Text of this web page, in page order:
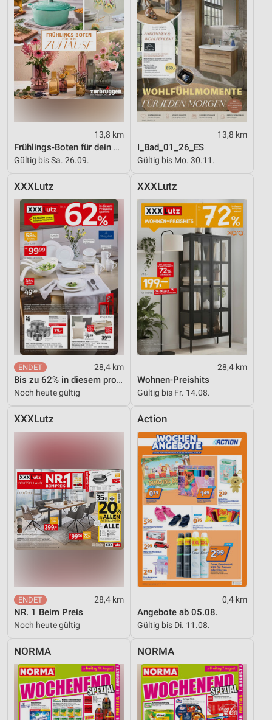
13,8 km
Frühlings-Boten für dein Zuhause
Gültig bis Sa. 26.09.
13,8 km
I_Bad_01_26_ES
Gültig bis Mo. 30.11.
XXXLutz
28,4 km
Bis zu 62% in diesem prospekt
Noch heute gültig
XXXLutz
28,4 km
Wohnen-Preishits
Gültig bis Fr. 14.08.
XXXLutz
28,4 km
NR. 1 Beim Preis
Noch heute gültig
Action
0,4 km
Angebote ab 05.08.
Gültig bis Di. 11.08.
NORMA NORMA